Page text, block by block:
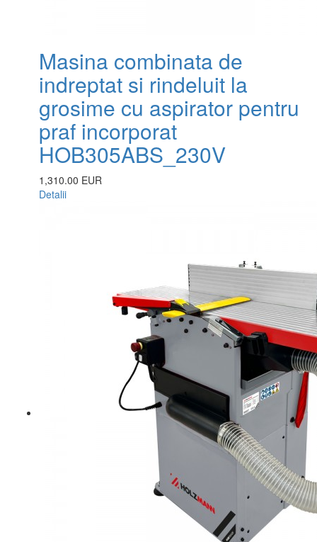
Masina combinata de
indreptat si rindeluit la
grosime cu aspirator pentru
praf incorporat
HOB305ABS_230V
1,310.00 EUR
Detalii